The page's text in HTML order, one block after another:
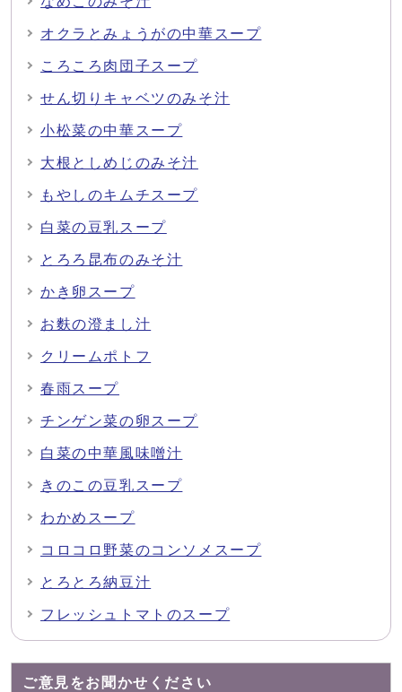
オクラとみょうがの中華スープ
ころころ肉団子スープ
せん切りキャベツのみそ汁
小松菜の中華スープ
大根としめじのみそ汁
もやしのキムチスープ
白菜の豆乳スープ
とろろ昆布のみそ汁
かき卵スープ
お麩の澄まし汁
クリームポトフ
春雨スープ
チンゲン菜の卵スープ
白菜の中華風味噌汁
きのこの豆乳スープ
わかめスープ
コロコロ野菜のコンソメスープ
とろとろ納豆汁
フレッシュトマトのスープ
ご意見をお聞かせください